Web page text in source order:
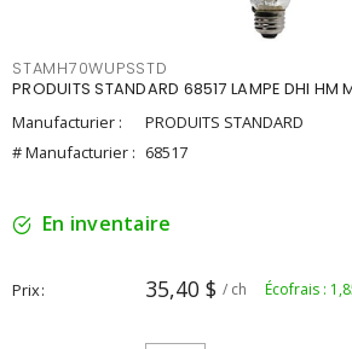
STAMH70WUPSSTD
PRODUITS STANDARD 68517 LAMPE DHI HM
Manufacturier :
PRODUITS STANDARD
# Manufacturier : 68517
En inventaire
Prix 35,40 $ / ch Écofrais :